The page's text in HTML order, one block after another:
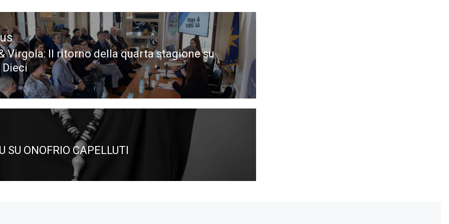
Virgola: ll ritorno della quarta stagione su
Dieci
SU ONOFRIO CAPELLUTI